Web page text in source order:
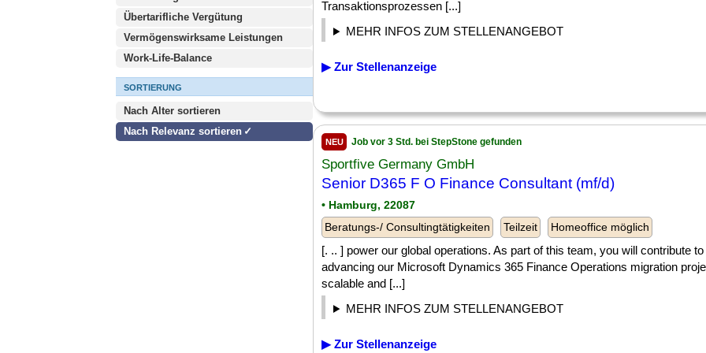
Übertarifliche Vergütung
Vermögenswirksame Leistungen
Work-Life-Balance
SORTIERUNG
Nach Alter sortieren
Nach Relevanz sortieren
Transaktionsprozessen [...]
MEHR INFOS ZUM STELLENANGEBOT
▶ Zur Stellenanzeige
NEU Job vor 3 Std. bei StepStone gefunden
Sportfive Germany GmbH
Senior D365 F O Finance Consultant (mf/d)
• Hamburg, 22087
Beratungs-/ Consultingtätigkeiten
Teilzeit Homeoffice möglich
[. .. ] power our global operations. As part of this team, you will contribute
advancing our Microsoft Dynamics 365 Finance Operations migration
scalable and [...]
MEHR INFOS ZUM STELLENANGEBOT
▶ Zur Stellenanzeige